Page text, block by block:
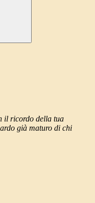
il ricordo della tua
già maturo di chi